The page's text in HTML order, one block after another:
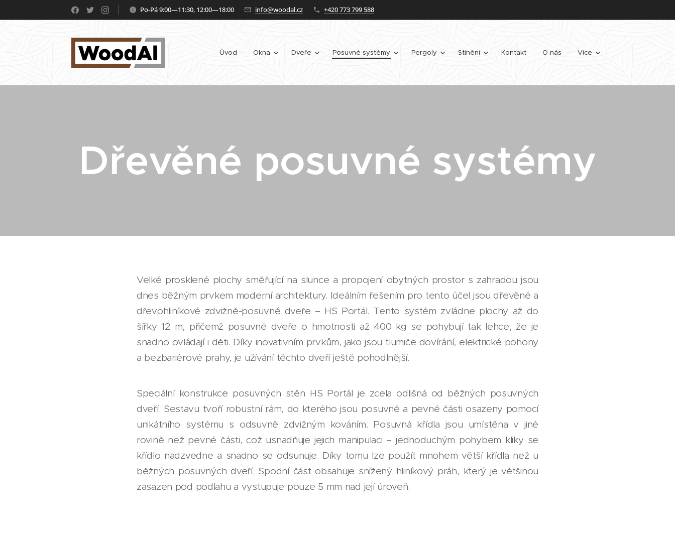
Po-Pá 9:00—11:30, 12:00—18:00 info@woodal.cz +420 773 799 588
Úvod Okna Dveře Posuvné systémy Pergoly Stínění Kontakt O nás Více
Dřevěné posuvné systémy
Velké prosklené plochy směřující na slunce a propojení obytných prostor s zahradou jsou
dnes běžným prvkem moderní architektury. Ideálním řešením pro tento účel jsou dřevěné a
dřevohliníkové zdvižně-posuvné dveře – HS Portál. Tento systém zvládne plochy až do
šířky 12 m, přičemž posuvné dveře o hmotnosti až 400 kg se pohybují tak lehce, že je
snadno ovládají i děti. Díky inovativním prvkům, jako jsou tlumiče dovírání, elektrické pohony
a bezbariérové prahy, je užívání těchto dveří ještě pohodlnější.
Speciální konstrukce posuvných stěn HS Portál je zcela odlišná od běžných posuvných
dveří. Sestavu tvoří robustní rám, do kterého jsou posuvné a pevné části osazeny pomocí
unikátního systému s odsuvně zdvižným kováním. Posuvná křídla jsou umístěna v jiné
rovině než pevné části, což usnadňuje jejich manipulaci – jednoduchým pohybem kliky se
křídlo nadzvedne a snadno se odsunuje. Díky tomu lze použít mnohem větší křídla než u
běžných posuvných dveří. Spodní část obsahuje snížený hliníkový práh, který je většinou
zasazen pod podlahu a vystupuje pouze 5 mm nad její úroveň.